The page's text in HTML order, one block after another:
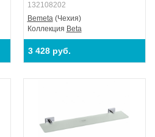
132108202
Bemeta(Чехия)
Коллекция Beta
3 428 руб.